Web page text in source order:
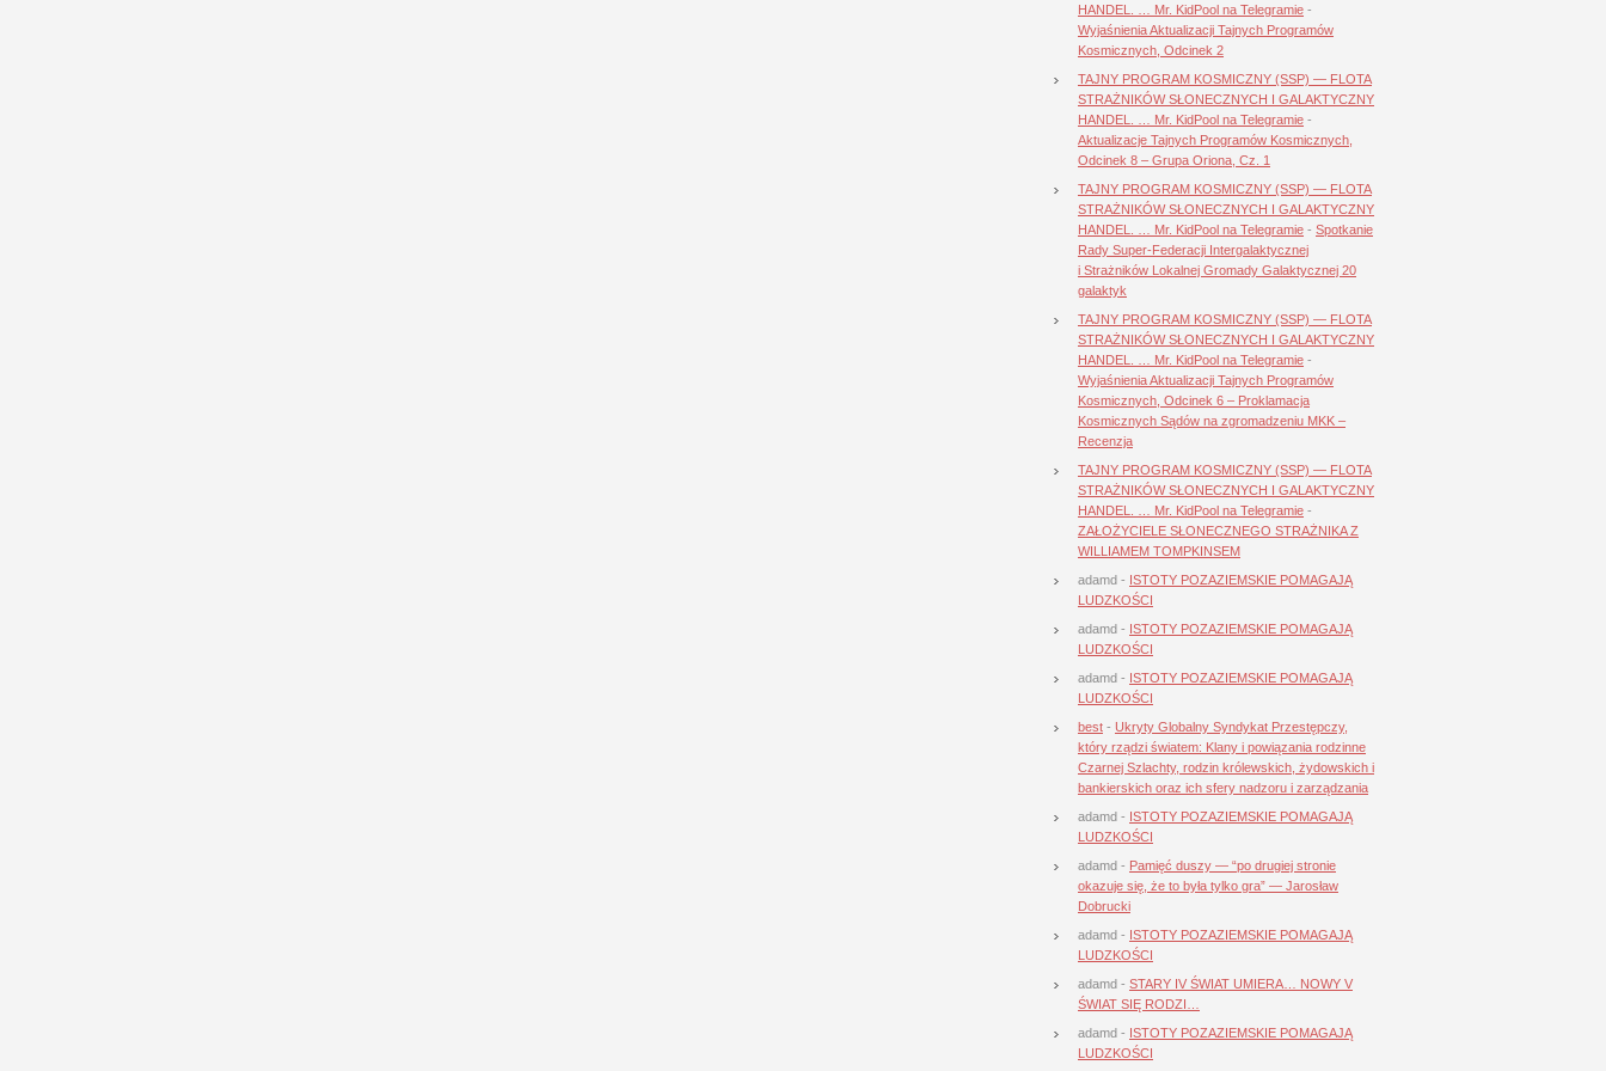
HANDEL. … Mr. KidPool na Telegramie -
Wyjaśnienia Aktualizacji Tajnych Programów
Kosmicznych, Odcinek 2
TAJNY PROGRAM KOSMICZNY (SSP) — FLOTA
STRAŻNIKÓW SŁONECZNYCH I GALAKTYCZNY
HANDEL. … Mr. KidPool na Telegramie -
Aktualizacje Tajnych Programów Kosmicznych,
Odcinek 8 – Grupa Oriona, Cz. 1
TAJNY PROGRAM KOSMICZNY (SSP) — FLOTA
STRAŻNIKÓW SŁONECZNYCH I GALAKTYCZNY
HANDEL. … Mr. KidPool na Telegramie - Spotkanie
Rady Super-Federacji Intergalaktycznej
i Strażników Lokalnej Gromady Galaktycznej 20
galaktyk
TAJNY PROGRAM KOSMICZNY (SSP) — FLOTA
STRAŻNIKÓW SŁONECZNYCH I GALAKTYCZNY
HANDEL. … Mr. KidPool na Telegramie -
Wyjaśnienia Aktualizacji Tajnych Programów
Kosmicznych, Odcinek 6 – Proklamacja
Kosmicznych Sądów na zgromadzeniu MKK –
Recenzja
TAJNY PROGRAM KOSMICZNY (SSP) — FLOTA
STRAŻNIKÓW SŁONECZNYCH I GALAKTYCZNY
HANDEL. … Mr. KidPool na Telegramie -
ZAŁOŻYCIELE SŁONECZNEGO STRAŻNIKA Z
WILLIAMEM TOMPKINSEM
adamd - ISTOTY POZAZIEMSKIE POMAGAJĄ
LUDZKOŚCI
adamd - ISTOTY POZAZIEMSKIE POMAGAJĄ
LUDZKOŚCI
adamd - ISTOTY POZAZIEMSKIE POMAGAJĄ
LUDZKOŚCI
best - Ukryty Globalny Syndykat Przestępczy,
który rządzi światem: Klany i powiązania rodzinne
Czarnej Szlachty, rodzin królewskich, żydowskich i
bankierskich oraz ich sfery nadzoru i zarządzania
adamd - ISTOTY POZAZIEMSKIE POMAGAJĄ
LUDZKOŚCI
adamd - Pamięć duszy — “po drugiej stronie
okazuje się, że to była tylko gra” — Jarosław
Dobrucki
adamd - ISTOTY POZAZIEMSKIE POMAGAJĄ
LUDZKOŚCI
adamd - STARY IV ŚWIAT UMIERA… NOWY V
ŚWIAT SIĘ RODZI…
adamd - ISTOTY POZAZIEMSKIE POMAGAJĄ
LUDZKOŚCI